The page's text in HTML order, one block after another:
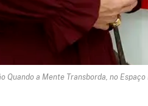
a Mente Transborda, no